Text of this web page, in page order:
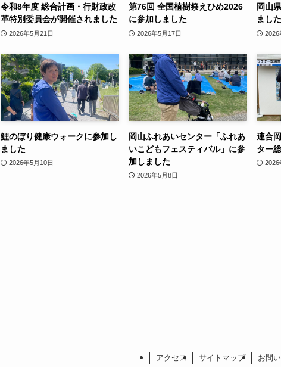
令和8年度 総合計画・行財政改
革特別委員会が開催されました
2026年5月21日
第76回 全国植樹祭えひめ2026
に参加しました
2026年5月17日
岡山
ました
2026
鯉のぼり健康ウォークに参加し
ました
2026年5月10日
岡山ふれあいセンター「ふれあ
いこどもフェスティバル」に参
加しました
2026年5月8日
連合
ター
2026
アクセス サイトマップ お問